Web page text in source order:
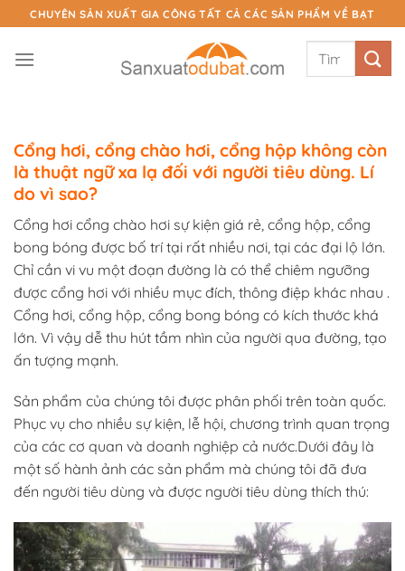
Chuyển
đến
nội
CHUYÊN SẢN XUẤT GIA CÔNG TẤT CẢ CÁC SẢN PHẨM VỀ BẠT
Tìm
Cổng hơi, cổng chào hơi, cổng hộp không còn
là thuật ngữ xa lạ đối với người tiêu dùng. Lí
do vì sao?
Cổng hơi cổng chào hơi sự kiện giá rẻ, cổng hộp, cổng
bong bóng được bố trí tại rất nhiều nơi, tại các đại lộ lớn.
Chỉ cần vi vu một đoạn đường là có thể chiêm ngưỡng
được cổng hơi với nhiều mục đích, thông điệp khác nhau .
Cổng hơi, cổng hộp, cổng bong bóng có kích thước khá
lớn. Vì vậy dễ thu hút tầm nhìn của người qua đường, tạo
ấn tượng mạnh.
Sản phẩm của chúng tôi được phân phối trên toàn quốc.
Phục vụ cho nhiều sự kiện, lễ hội, chương trình quan trọng
của các cơ quan và doanh nghiệp cả nước.Dưới đây là
một số hành ảnh các sản phẩm mà chúng tôi đã đưa
đến người tiêu dùng và được người tiêu dùng thích thú: